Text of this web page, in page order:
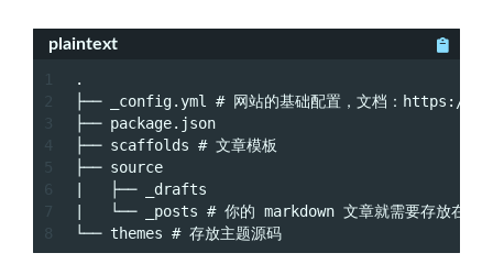
plaintext
3
7
.
├── _config.yml # 网站的基础配置，文档：
├── package.json
├── scaffolds # 文章模板
├── source
|   ├── _drafts
|   └── _posts # 你的 markdown 文章就需要存放在此
└── themes # 存放主题源码